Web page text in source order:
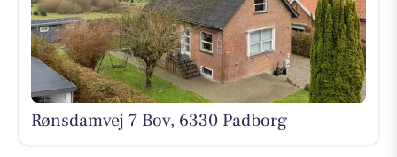
Rønsdamvej 7 Bov, 6330 Padborg